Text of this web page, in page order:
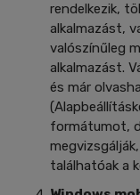
rendelkezik,
alkalmazást,
valószínűleg
alkalmazást.
és már
formátumot,
találhatóak a